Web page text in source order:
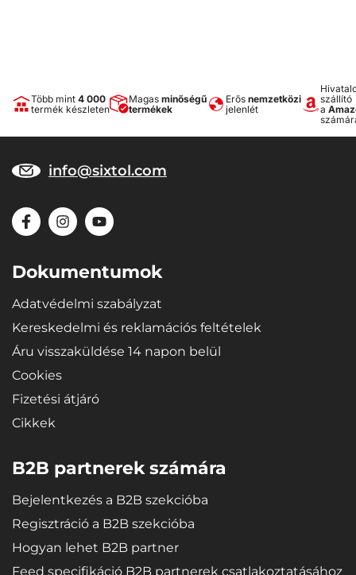
Több mint 4 000
termék készleten
Magas minőségű
termékek
Erős nemzetközi
jelenlét
szállító
a
info@sixtol.com
Dokumentumok
Adatvédelmi szabályzat
Kereskedelmi és reklamációs feltételek
Áru visszaküldése 14 napon belül
Cookies
Fizetési átjáró
Cikkek
B2B partnerek számára
Bejelentkezés a B2B szekcióba
Regisztráció a B2B szekcióba
Hogyan lehet B2B partner
Feed specifikáció B2B partnerek csatlakoztatásához